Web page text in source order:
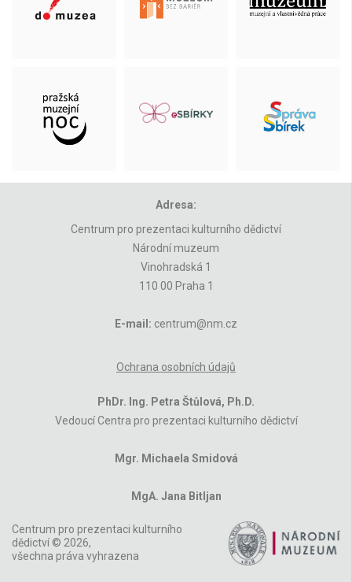
Adresa:
Centrum pro prezentaci kulturního dědictví
Národní muzeum
Vinohradská 1
110 00 Praha 1
E-mail: centrum@nm.cz
Ochrana osobních údajů
PhDr. Ing. Petra Štůlová, Ph.D.
Vedoucí Centra pro prezentaci kulturního dědictví
Mgr. Michaela Smidová
MgA. Jana Bitljan
Centrum pro prezentaci kulturního
dědictví © 2026,
všechna práva vyhrazena